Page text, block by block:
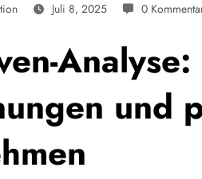
Juli 8, 2025 0
und